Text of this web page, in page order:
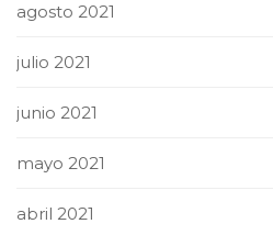
agosto 2021
julio 2021
junio 2021
mayo 2021
abril 2021